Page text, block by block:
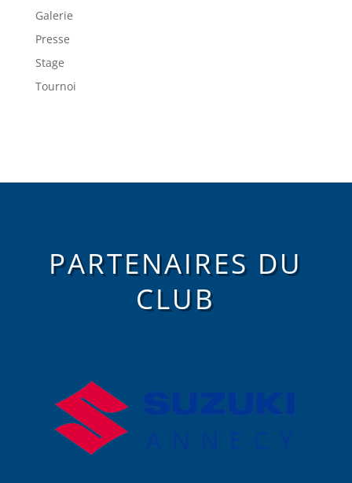
Galerie
Presse
Stage
Tournoi
PARTENAIRES DU
CLUB